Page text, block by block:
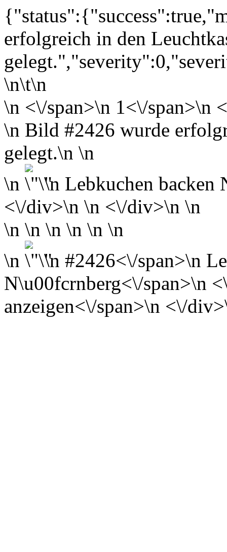
erfolgreich in den
\n\t\n
\n <\/span>\n 1<\/span>\n
\n Bild #2426 wurde
gelegt.\n \n
\n
\n Lebkuchen backen
<\/div>\n \n <\/div>\n \n
\n \n \n \n \n \n
\n
\n #2426<\/span>\n
N\u00fcrnberg<\/span>\n
anzeigen<\/span>\n <\/